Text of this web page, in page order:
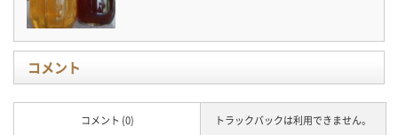
コメント
トラックバックは利用できません。
コメント (0)